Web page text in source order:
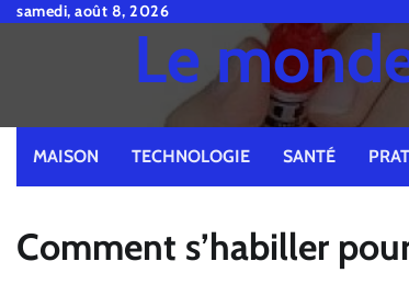
Skipsamedi, août 8, 2026
Le
MAISON TECHNOLOGIE SANTÉ
Comment s’habiller